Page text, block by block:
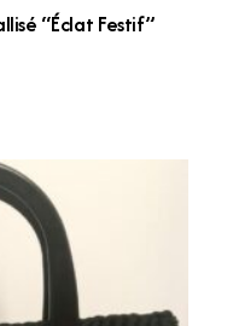
“Éclat Festif”